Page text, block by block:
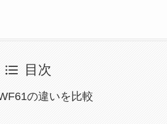
目次
の違いを比較